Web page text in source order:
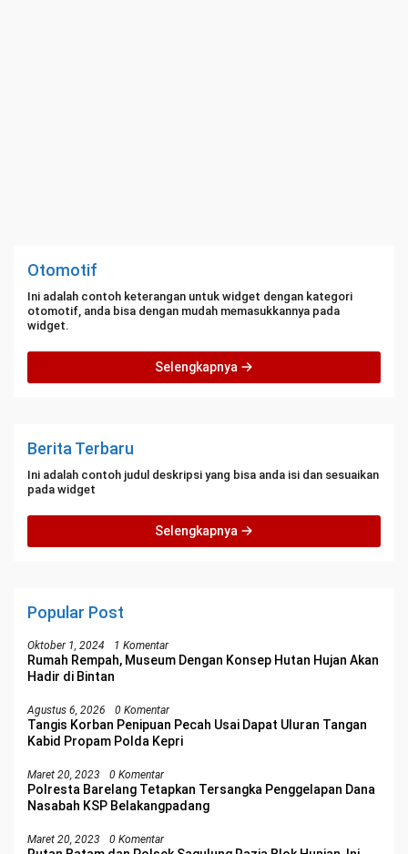
Otomotif
Ini adalah contoh keterangan untuk widget dengan kategori
otomotif, anda bisa dengan mudah memasukkannya pada
widget.
Selengkapnya
Berita Terbaru
Ini adalah contoh judul deskripsi yang bisa anda isi dan sesuaikan
pada widget
Selengkapnya
Popular Post
Oktober 1, 2024 1 Komentar
Rumah Rempah, Museum Dengan Konsep Hutan Hujan Akan
Hadir di Bintan
Agustus 6, 2026 0 Komentar
Tangis Korban Penipuan Pecah Usai Dapat Uluran Tangan
Kabid Propam Polda Kepri
Maret 20, 2023 0 Komentar
Polresta Barelang Tetapkan Tersangka Penggelapan Dana
Nasabah KSP Belakangpadang
Maret 20, 2023 0 Komentar